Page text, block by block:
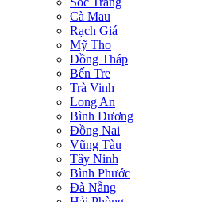
Cà Mau
Rạch Giá
Mỹ Tho
Đồng Tháp
Bến Tre
Trà Vinh
Long An
Bình Dương
Đồng Nai
Vũng Tàu
Tây Ninh
Bình Phước
Đà Nẵng